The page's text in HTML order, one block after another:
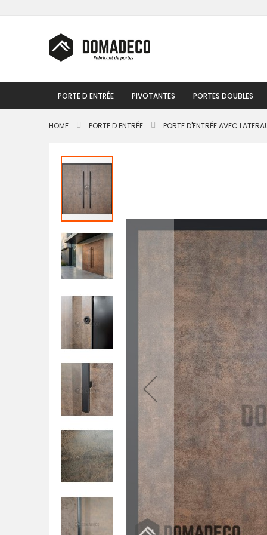
to
PORTE D ENTRÉE PIVOTANTES PORTES DOUBLES
HOME PORTE D ENTRÉE PORTE D'ENTRÉE AVEC
Passer
galerie
d’images